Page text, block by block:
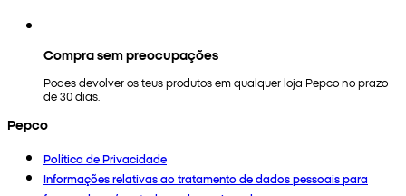
Compra sem preocupações
Podes devolver os teus produtos em qualquer loja Pepco no prazo
de 30 dias.
Pepco
Política de Privacidade
Informações relativas ao tratamento de dados pessoais para